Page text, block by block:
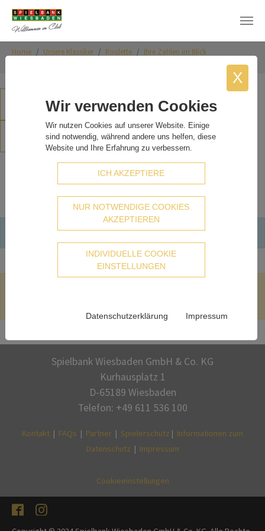
X
Wir verwenden Cookies
Wir nutzen Cookies auf unserer Website. Einige
sind notwendig, während andere uns helfen, diese
Website und Ihre Erfahrung zu verbessern.
ICH AKZEPTIERE
NUR NOTWENDIGE COOKIES
AKZEPTIEREN
INDIVIDUELLE COOKIE
EINSTELLUNGEN
Datenschutzerklärung Impressum
Skip to main content
You are here:
Home Unsere Klassiker Roulette
Ihre Zahlen im Blick
ÜBERSICHT
ARCHIV
PDF/DRUCKEN/DOWNLOAD
Permanenzen:"Tisch 2 vom
08.07.2026"
Keine Permanenzen an diesem Tag!
Spielbank Wiesbaden GmbH & Co. KG
Kurhausplatz 1
D-65189 Wiesbaden
Telefon: +49 611 536 100
Kontakt | FAQs | Partner | Spielerschutz | Informationen zum
Datenschutz | Impressum
Cookieeinstellungen
FacebookInstagram